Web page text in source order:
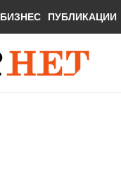
БИЗНЕС ПУБЛИКАЦИИ